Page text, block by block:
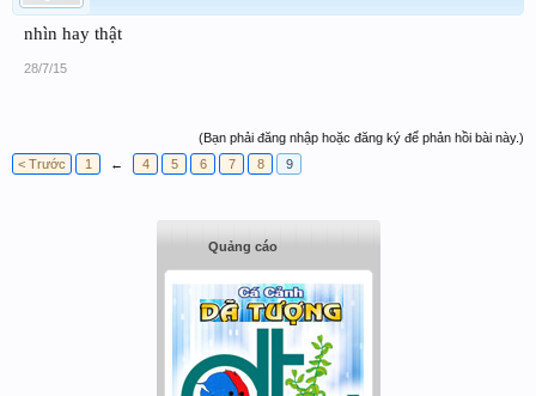
nhìn hay thật
28/7/15
(Bạn phải đăng nhập hoặc đăng ký để phản hồi bài này.)
< Trước
1 ← 4 5 6 7 8 9
Quảng cáo